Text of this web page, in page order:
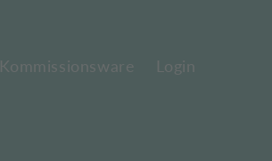
Kommissionsware Login